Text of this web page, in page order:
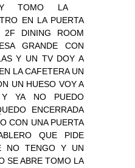
Y TOMO LA
EN LA PUERTA
2F DINING ROOM
GRANDE CON
Y UN TV DOY A
LA CAFETERA UN
UN HUESO VOY A
Y YA NO PUEDO
ENCERRADA
CON UNA PUERTA
QUE PIDE
NO TENGO Y UN
SE ABRE TOMO LA